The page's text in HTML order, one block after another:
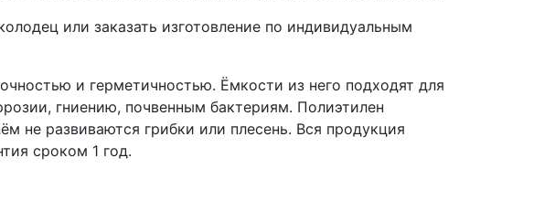
или заказать изготовление по индивидуальным
и герметичностью. Ёмкости из него подходят для
гниению, почвенным бактериям. Полиэтилен
не развиваются грибки или плесень. Вся продукция
сроком 1 год.